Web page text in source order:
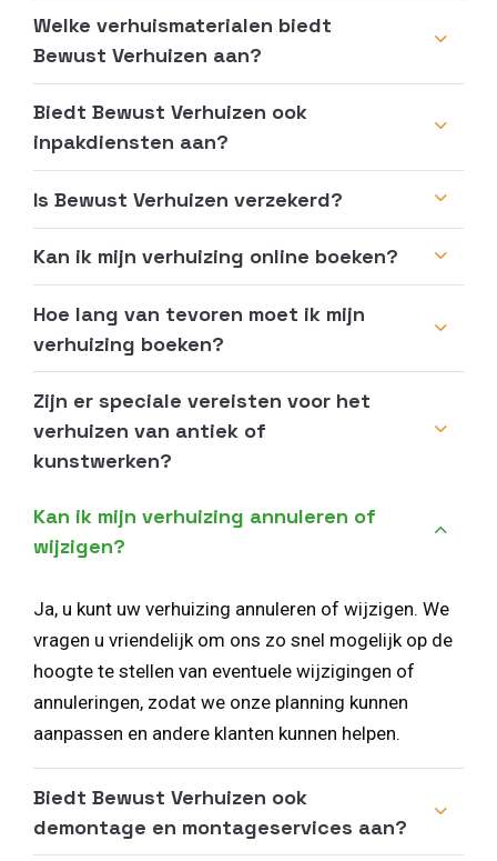
Welke verhuismaterialen biedt
Bewust Verhuizen aan?
Biedt Bewust Verhuizen ook
inpakdiensten aan?
Is Bewust Verhuizen verzekerd?
Kan ik mijn verhuizing online boeken?
Hoe lang van tevoren moet ik mijn
verhuizing boeken?
Zijn er speciale vereisten voor het
verhuizen van antiek of
kunstwerken?
Kan ik mijn verhuizing annuleren of
wijzigen?
Ja, u kunt uw verhuizing annuleren of wijzigen. We
vragen u vriendelijk om ons zo snel mogelijk op de
hoogte te stellen van eventuele wijzigingen of
annuleringen, zodat we onze planning kunnen
aanpassen en andere klanten kunnen helpen.
Biedt Bewust Verhuizen ook
demontage en montageservices aan?